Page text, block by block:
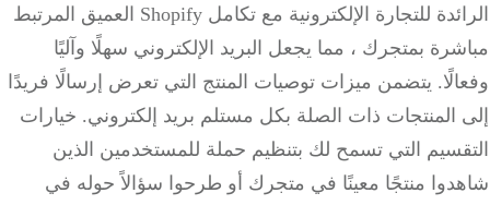
الرائدة للتجارة الإلكترونية مع تكامل Shopify العميق المرتبط
بمتجرك ، مما يجعل البريد الإلكتروني سهلًا وآليًا
يتضمن ميزات توصيات المنتج التي تعرض إرسالًا فريدًا
المنتجات ذات الصلة بكل مستلم بريد إلكتروني.خيارات
التي تسمح لك بتنظيم حملة للمستخدمين الذين
منتجًا معينًا في متجرك أو طرحوا سؤالاً حوله في